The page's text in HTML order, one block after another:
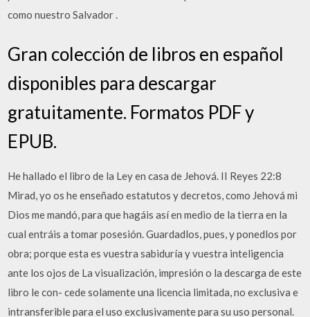
como nuestro Salvador .
Gran colección de libros en español
disponibles para descargar
gratuitamente. Formatos PDF y
EPUB.
He hallado el libro de la Ley en casa de Jehová. II Reyes 22:8
Mirad, yo os he enseñado estatutos y decretos, como Jehová mi
Dios me mandó, para que hagáis así en medio de la tierra en la
cual entráis a tomar posesión. Guardadlos, pues, y ponedlos por
obra; porque esta es vuestra sabiduría y vuestra inteligencia
ante los ojos de La visualización, impresión o la descarga de este
libro le con- cede solamente una licencia limitada, no exclusiva e
intransferible para el uso exclusivamente para su uso personal.